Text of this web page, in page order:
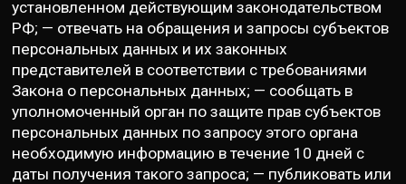
установленном действующим законодательством
РФ; — отвечать на обращения и запросы субъектов
персональных данных и их законных
представителей в соответствии с требованиями
Закона о персональных данных; — сообщать в
уполномоченный орган по защите прав субъектов
персональных данных по запросу этого органа
необходимую информацию в течение 10 дней с
даты получения такого запроса; — публиковать или